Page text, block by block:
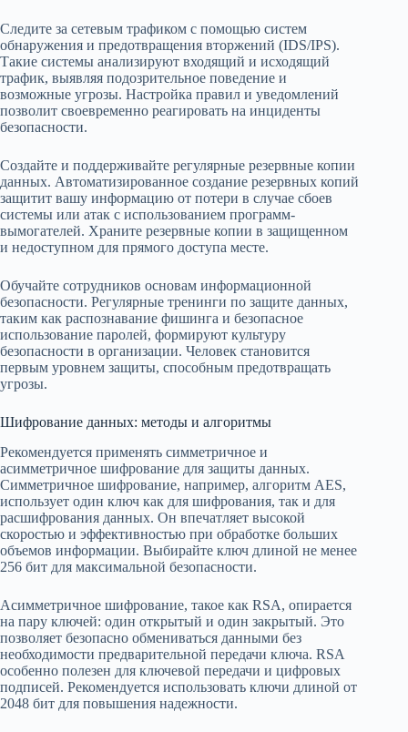
Следите за сетевым трафиком с помощью систем
обнаружения и предотвращения вторжений (IDS/IPS).
Такие системы анализируют входящий и исходящий
трафик, выявляя подозрительное поведение и
возможные угрозы. Настройка правил и уведомлений
позволит своевременно реагировать на инциденты
безопасности.
Создайте и поддерживайте регулярные резервные копии
данных. Автоматизированное создание резервных копий
защитит вашу информацию от потери в случае сбоев
системы или атак с использованием программ-
вымогателей. Храните резервные копии в защищенном
и недоступном для прямого доступа месте.
Обучайте сотрудников основам информационной
безопасности. Регулярные тренинги по защите данных,
таким как распознавание фишинга и безопасное
использование паролей, формируют культуру
безопасности в организации. Человек становится
первым уровнем защиты, способным предотвращать
угрозы.
Шифрование данных: методы и алгоритмы
Рекомендуется применять симметричное и
асимметричное шифрование для защиты данных.
Симметричное шифрование, например, алгоритм AES,
использует один ключ как для шифрования, так и для
расшифрования данных. Он впечатляет высокой
скоростью и эффективностью при обработке больших
объемов информации. Выбирайте ключ длиной не менее
256 бит для максимальной безопасности.
Асимметричное шифрование, такое как RSA, опирается
на пару ключей: один открытый и один закрытый. Это
позволяет безопасно обмениваться данными без
необходимости предварительной передачи ключа. RSA
особенно полезен для ключевой передачи и цифровых
подписей. Рекомендуется использовать ключи длиной от
2048 бит для повышения надежности.